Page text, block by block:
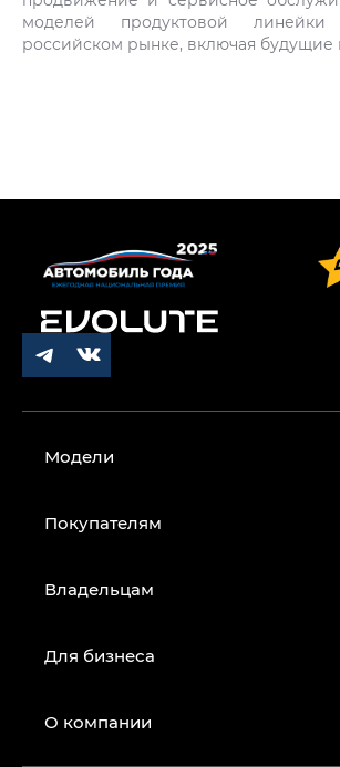
моделей продуктовой
российском рынке, включая будущие
Модели
Покупателям
Владельцам
Для бизнеса
О компании